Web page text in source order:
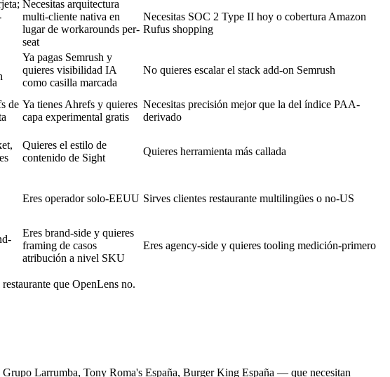
Necesitas arquitectura
multi-cliente nativa en
lugar de workarounds per-
seat
Necesitas SOC 2 Type II hoy o cobertura Amazon
Rufus shopping
Ya pagas Semrush y
quieres visibilidad IA
como casilla marcada
No quieres escalar el stack add-on Semrush
de Ya tienes Ahrefs y quieres
capa experimental gratis
Necesitas precisión mejor que la del índice PAA-
derivado
Quieres el estilo de
contenido de Sight
Quieres herramienta más callada
Eres operador solo-EEUU Sirves clientes restaurante multilingües o no-US
Eres brand-side y quieres
framing de casos
atribución a nivel SKU
Eres agency-side y quieres tooling medición-primero
que OpenLens no.
Larrumba, Tony Roma's España, Burger King España — que necesitan